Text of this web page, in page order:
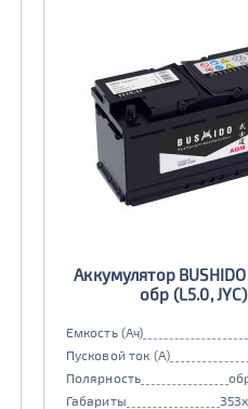
Аккумулятор BUSHIDO
обр (L5.0, JYC)
Емкость (Ач)
Пусковой ток (А)
Полярность
Габариты